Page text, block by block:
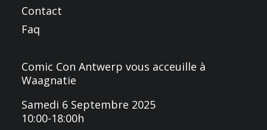
Contact
Faq
Comic Con Antwerp vous acceuille à
Waagnatie
Samedi 6 Septembre 2025
10:00-18:00h